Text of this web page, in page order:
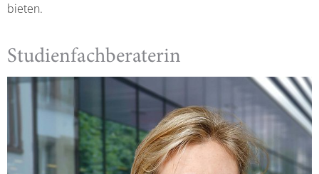
bieten.
Studienfachberaterin